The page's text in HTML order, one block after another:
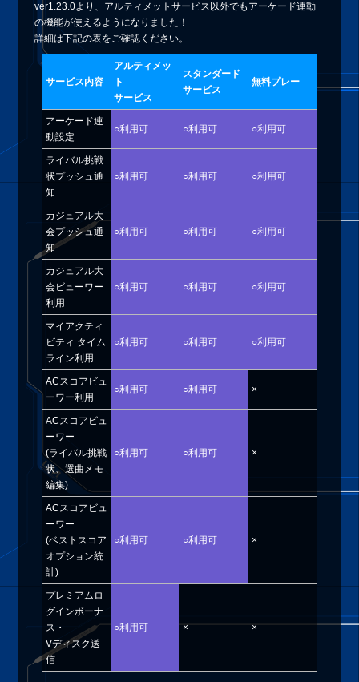
ver1.23.0より、アルティメットサービス以外でもアーケード連動
の機能が使えるようになりました！
詳細は下記の表をご確認ください。
サービス内容
アルティメッ
ト
サービス
スタンダード
サービス
無料プレー
アーケード連
動設定
○利用可 ○利用可 ○利用可
ライバル挑戦
状プッシュ通
知
○利用可 ○利用可 ○利用可
カジュアル大
会プッシュ通
知
○利用可 ○利用可 ○利用可
カジュアル大
会ビューワー
利用
○利用可 ○利用可 ○利用可
マイアクティ
ビティ タイム
ライン利用
○利用可 ○利用可 ○利用可
ACスコアビュ
ーワー利用
○利用可 ○利用可 ×
ACスコアビュ
ーワー
(ライバル挑戦
状、選曲メモ
編集)
○利用可 ○利用可 ×
ACスコアビュ
ーワー
(ベストスコア
オプション統
計)
○利用可 ○利用可 ×
プレミアムロ
グインボーナ
ス・
Vディスク送
信
○利用可 × ×